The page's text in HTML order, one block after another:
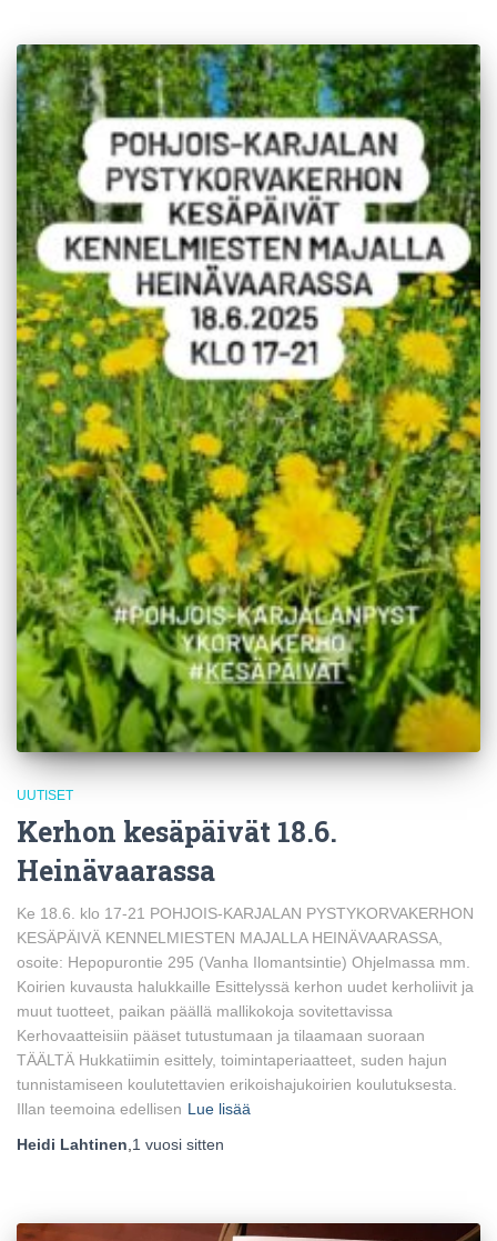
UUTISET
Kerhon kesäpäivät 18.6.
Heinävaarassa
Ke 18.6. klo 17-21 POHJOIS-KARJALAN PYSTYKORVAKERHON
KESÄPÄIVÄ KENNELMIESTEN MAJALLA HEINÄVAARASSA,
osoite: Hepopurontie 295 (Vanha Ilomantsintie) Ohjelmassa mm.
Koirien kuvausta halukkaille Esittelyssä kerhon uudet kerholiivit ja
muut tuotteet, paikan päällä mallikokoja sovitettavissa
Kerhovaatteisiin pääset tutustumaan ja tilaamaan suoraan
TÄÄLTÄ Hukkatiimin esittely, toimintaperiaatteet, suden hajun
tunnistamiseen koulutettavien erikoishajukoirien koulutuksesta.
Illan teemoina edellisen Lue lisää
Heidi Lahtinen 1 vuosi sitten